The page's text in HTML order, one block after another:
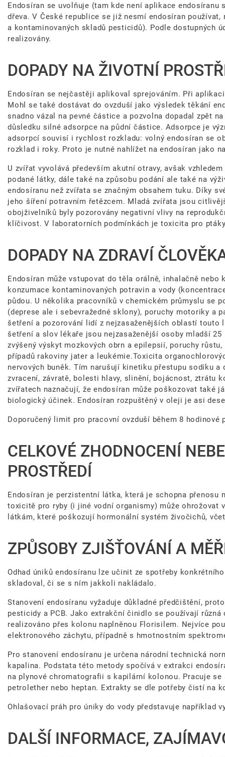
Endosíran se uvolňuje (tam kde není aplikace
dřeva. V České republice se již nesmí endosíran
a kontaminovaných skladů pesticidů). Podle dostupných
realizovány.
DOPADY NA ŽIVOTNÍ
Endosíran se nejčastěji aplikoval sprejováním. Při
Mohl se také dostávat do ovzduší jako výsledek těkání
snadno vázal na pevné částice a pozvolna dopadal zpět
důsledku silné adsorpce na půdní částice. Adsorpce je
adsorpcí souvisí i rychlost rozkladu: volný endosíran se
rozklad i roky. Proto je nutné nahlížet na endosíran jako
U zvířat vyvolává především akutní otravy, avšak
podané látky, dále také na způsobu podání ale také na
endosíranu než zvířata se značným obsahem tuku. Díky
jeho šíření potravním řetězcem. Mladá zvířata jsou
obojživelníků byly pozorovány negativní vlivy na
klíčivost. V laboratorních podmínkách je toxicita pro
DOPADY NA ZDRAVÍ
Endosíran může vstupovat do těla orálně, inhalačně
konzumace kontaminovaných potravin a vody
půdou. U několika pracovníků v chemickém průmyslu se
(deprese ale i sebevražedné sklony), poruchy motoriky a
šetření a pozorování lidí z nejzasaženějších oblastí touto
šetření a slov lékaře jsou nejzasaženější osoby mladší
zvýšený výskyt mozkových obrn a epilepsií, poruchy
případů rakoviny jater a leukémie.Toxicita
nervových buněk. Tím narušují kinetiku přestupu sodíku
zvracení, závratě, bolesti hlavy, slinění, bojácnost, ztrátu
zvířatech naznačují, že endosíran může poškozovat také
biologický účinek. Endosíran rozpuštěný v oleji je asi
Doporučený limit pro pracovní ovzduší během 8 hodinové
CELKOVÉ ZHODNOCENÍ
PROSTŘEDÍ
Endosíran je perzistentní látka, která je schopna
toxicitě pro ryby (i jiné vodní organismy) může ohrožovat
látkám, které poškozují hormonální systém živočichů,
ZPŮSOBY ZJIŠŤOVÁNÍ A
Odhad úniků endosíranu lze učinit ze spotřeby
skladoval, či se s ním jakkoli nakládalo.
Stanovení endosíranu vyžaduje důkladné předčištění,
pesticidy a PCB. Jako extrakční činidlo se používají
realizováno přes kolonu naplněnou Florisilem. Nejvíce
elektronového záchytu, případně s hmotnostním
Pro stanovení endosíranu je určena národní technická
kapalina. Podstata této metody spočívá v extrakci
na plynové chromatografii s kapilární kolonou. Pracuje
petrolether nebo heptan. Extrakty se dle potřeby čistí na
Ohlašovací práh pro úniky do vody představuje například
DALŠÍ INFORMACE,